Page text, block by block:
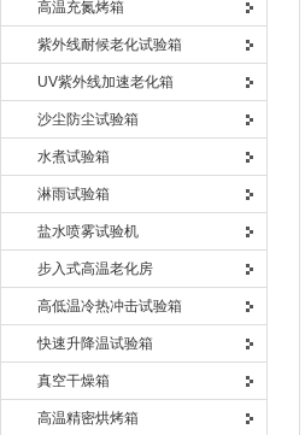
高温充氮烤箱
紫外线耐候老化试验箱
UV紫外线加速老化箱
沙尘防尘试验箱
水煮试验箱
淋雨试验箱
盐水喷雾试验机
步入式高温老化房
高低温冷热冲击试验箱
快速升降温试验箱
真空干燥箱
高温精密烘烤箱